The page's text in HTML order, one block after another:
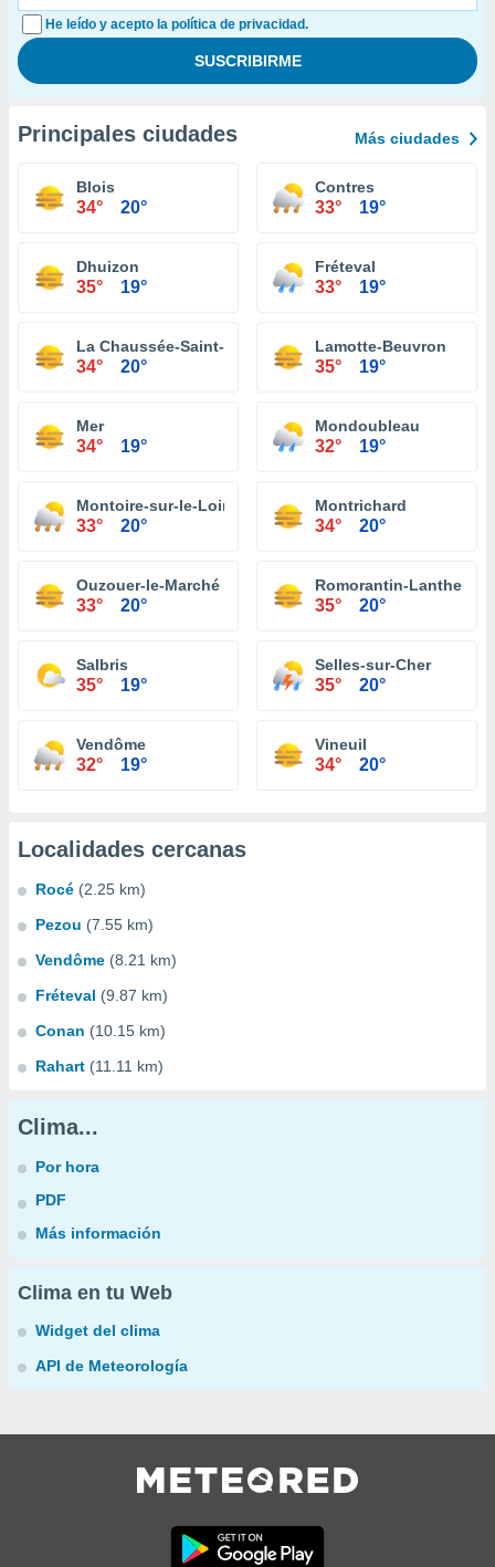
He leído y acepto la política de privacidad.
Principales ciudades Más ciudades
Blois
34° 20°
Contres
33° 19°
Dhuizon
35° 19°
Fréteval
33° 19°
La Chaussée-Saint-Victor
34° 20°
Lamotte-Beuvron
35° 19°
Mer
34° 19°
Mondoubleau
32° 19°
Montoire-sur-le-Loir
33° 20°
Montrichard
34° 20°
Ouzouer-le-Marché
33° 20°
Romorantin-Lanthenay
35° 20°
Salbris
35° 19°
Selles-sur-Cher
35° 20°
Vendôme
32° 19°
Vineuil
34° 20°
Localidades cercanas
Rocé (2.25 km)
Pezou (7.55 km)
Vendôme (8.21 km)
Fréteval (9.87 km)
Conan (10.15 km)
Rahart (11.11 km)
Clima...
Por hora
PDF
Más información
Clima en tu Web
Widget del clima
API de Meteorología